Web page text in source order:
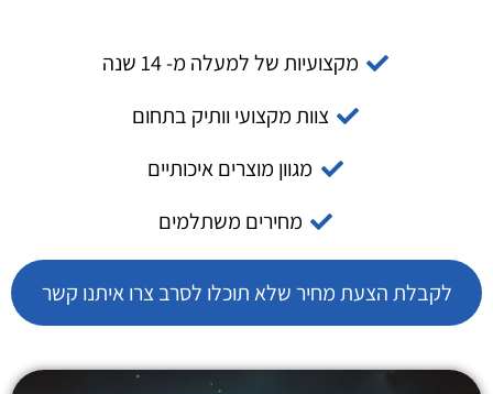
מקצועיות של למעלה מ- 14 שנה
צוות מקצועי וותיק בתחום
מגוון מוצרים איכותיים
מחירים משתלמים
לקבלת הצעת מחיר שלא תוכלו לסרב צרו איתנו קשר